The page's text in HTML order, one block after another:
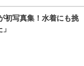
チェア 疲れない テレ
ト 30度ロッキング機
90度跳ね上げ式アーム
ター DualSense 充電
ツ L 中型犬用 26枚入
初写真集！水着にも挑